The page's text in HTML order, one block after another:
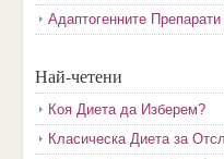
Адаптогенните
Най-четени
Коя Диета да Изберем?
Класическа Диета за